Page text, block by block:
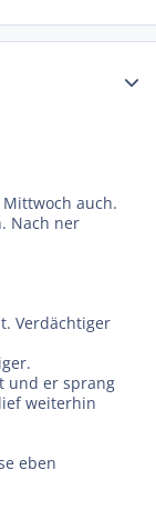
auch.
Nach ner
Verdächtiger
und er sprang
weiterhin
eben